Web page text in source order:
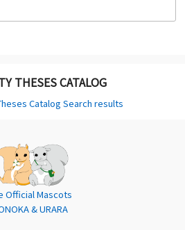
THESES CATALOG
Catalog Search results
Official Mascots
& URARA